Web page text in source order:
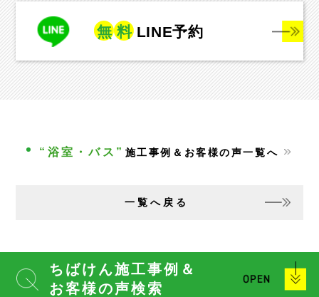
無 料 LINE予約
“浴室・バス” 施工事例＆お客様の声一覧へ
一覧へ戻る
ちばけん施工事例＆
お客様の声検索